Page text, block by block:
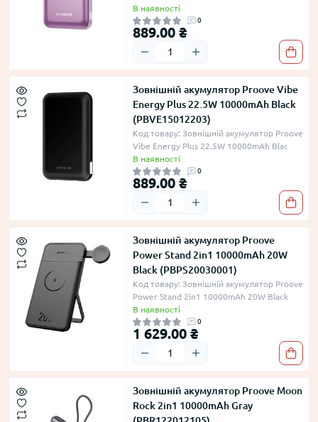
В наявності
0
889.00 ₴
Зовнішній акумулятор Proove Vibe
Energy Plus 22.5W 10000mAh Black
(PBVE15012203)
Код товару: Зовнішній акумулятор Proove
Vibe Energy Plus 22.5W 10000mAh Blac
В наявності
0
889.00 ₴
Зовнішній акумулятор Proove
Power Stand 2in1 10000mAh 20W
Black (PBPS20030001)
Код товару: Зовнішній акумулятор Proove
Power Stand 2in1 10000mAh 20W Black
В наявності
0
1 629.00 ₴
Зовнішній акумулятор Proove Moon
Rock 2in1 10000mAh Gray